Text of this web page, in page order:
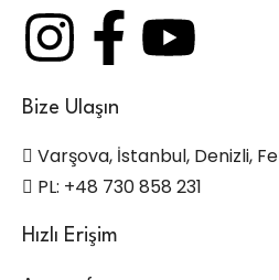
Bize Ulaşın
Varşova, İstanbul, Denizli,
PL: +48 730 858 231
Hızlı Erişim